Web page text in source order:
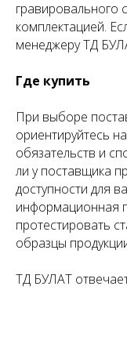
гравировального
комплектацией.
менеджеру ТД
Где купить
При выборе
ориентируйтесь
обязательств и
ли у поставщика
доступности для
информационная
протестировать
образцы
ТД БУЛАТ